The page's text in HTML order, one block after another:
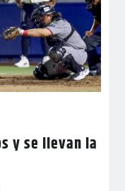
y se llevan la